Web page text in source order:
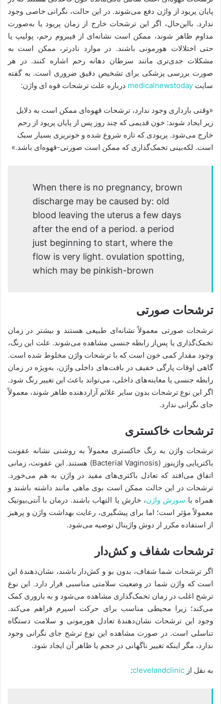
پایان پریود از واژن دفع می‌شوند. در این حالت، نگرانی خاصی وجود
ندارد. بااین‌حال، اگر این ترشحات خارج از زمان پریود یا به‌صورت
مداوم ظاهر شوند، ممکن است نشانه‌ای از فیبروم رحم، پولیپ یا
حتی اختلالات هورمونی باشند. در موارد نادرتر، ممکن است به
مشکلات جدی‌تری مانند سرطان دهانه رحم اشاره کنند. در هر
صورت بررسی پزشکی برای تشخیص دقیق ضروری است. به گفته
سایت medicalnewstoday درباره علت ترشحات قوه ای واژن:
«وقتی بارداری وجود ندارد، ترشحات قهوه‌ای ممکن است به دلایل
زیر ایجاد شوند: خون قدیمی که چند روز پس از پایان پریود از رحم
خارج می‌شود. پریودی که تازه شروع شده و خونریزی بسیار سبک
است. لکه‌بینی تخمک‌گذاری که ممکن است صورتی-قهوه‌ای باشد.»
When there is no pregnancy, brown
discharge may be caused by: old
blood leaving the uterus a few days
after the end of a period. a period
just beginning to start, where the
flow is very light. ovulation spotting,
which may be pinkish-brown
ترشحات صورتی
ترشحات صورتی معمولاً نشانه‌ای طبیعی هستند و بیشتر در زمان
تخمک‌گذاری یا پس‌از رابطه جنسی مشاهده می‌شوند. علت این رنگ،
وجود مقدار کمی خون است که با ترشحات واژن مخلوط شده است.
گاهی اوقات پارگی خفیف در بافت‌های داخلی واژن، به‌ویژه در زمان
رابطه جنسی یا معاینه‌های داخلی، می‌تواند باعث این تغییر رنگ شود.
اگر این نوع ترشحات بدون سایر علائم آزاردهنده ظاهر شوند، معمولاً
جای نگرانی ندارد.
ترشحات خاکستری
ترشحات واژن به رنگ خاکستری معمولاً به روشنی نشانه عفونت
باکتریایی واژینوز (Bacterial Vaginosis) هستند. این عفونت، زمانی
اتفاق می‌افتد که تعادل باکتری‌های مفید در واژن به هم می‌خورد.
ترشحات در این حالت ممکن است بوی ماهی مانند داشته باشند و
همراه با سوزش واژن، خارش یا التهاب باشند. درمان با آنتی‌بیوتیک
معمولاً مؤثر است؛ اما برای پیشگیری، رعایت بهداشت واژن و پرهیز
از استفاده مکرر از دوش واژینال توصیه می‌شود.
ترشحات شفاف و کش‌دار
اگر ترشحات شما شفاف، بدون بو و کش‌دار باشند، نشان‌دهندۀ این
است که واژن شما در وضعیت سلامتی مناسبی قرار دارد. این نوع
ترشح اغلب در زمان تخمک‌گذاری مشاهده می‌شود و به باروری کمک
می‌کند؛ زیرا محیطی مناسب برای حرکت اسپرم فراهم می‌کند.
وجود این ترشحات نشان‌دهندۀ تعادل هورمونی و سلامت دستگاه
تناسلی است. در صورت مشاهده این نوع ترشح جای نگرانی وجود
ندارد، مگر اینکه تغییر ناگهانی در حجم یا ظاهر آن ایجاد شود.
به نقل از clevelandclinic
: